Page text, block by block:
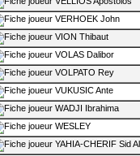
VERHOEK John
VION Thibaut
VOLAS Dalibor
VOLPATO Rey
VUKUSIC Ante
WADJI Ibrahima
WESLEY
YAHIA-CHERIF Sid